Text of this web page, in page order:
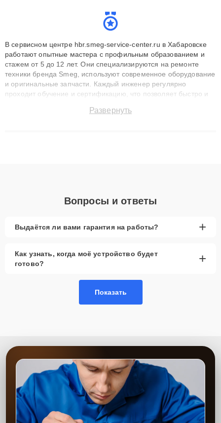
В сервисном центре hbr.smeg-service-center.ru в Хабаровске
работают опытные мастера с профильным образованием и
стажем от 5 до 12 лет. Они специализируются на ремонте
техники бренда Smeg, используют современное оборудование
и оригинальные запчасти. Каждый инженер регулярно
проходит обучение и сертификацию, что позволяет быстро и
сохранением гарантии до 3 лет. Наши мастера решают
Развернуть
Вопросы и ответы
Выдаётся ли вами гарантия на работы? +
Как узнать, когда моё устройство будет
готово?
+
Показать